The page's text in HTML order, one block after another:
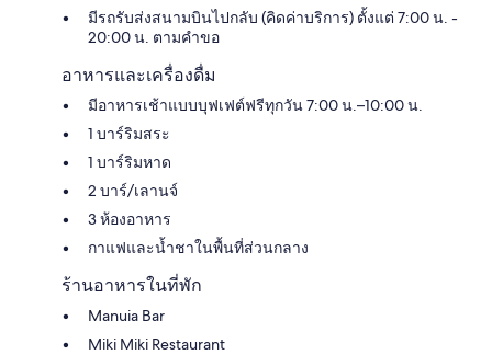
มีรถรับส่งสนามบินไปกลับ (คิดค่าบริการ) ตั้งแต่ 7:00 น. -
20:00 น. ตามคำขอ
อาหารและเครื่องดื่ม
มีอาหารเช้าแบบบุฟเฟต์ฟรีทุกวัน 7:00 น.–10:00 น.
1 บาร์ริมสระ
1 บาร์ริมหาด
2 บาร์/เลานจ์
3 ห้องอาหาร
กาแฟและน้ำชาในพื้นที่ส่วนกลาง
ร้านอาหารในที่พัก
Manuia Bar
Miki Miki Restaurant